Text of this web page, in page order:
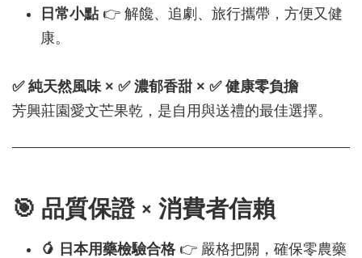
日常小點👉 解饞、追劇、旅行攜帶，方便又健
康。
✅ 純天然風味 × ✅ 濃郁香甜 × ✅ 健康零負擔
芳興莊園愛文芒果乾，是自用與送禮的最佳選擇。
🎯 品質保證 × 消費者信賴
🥭 日本用藥檢驗合格👉 嚴格把關，確保零農藥